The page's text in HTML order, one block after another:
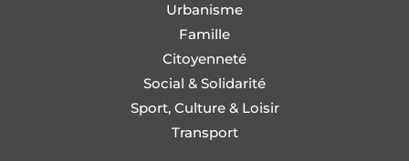
Urbanisme
Famille
Citoyenneté
Social & Solidarité
Sport, Culture & Loisir
Transport